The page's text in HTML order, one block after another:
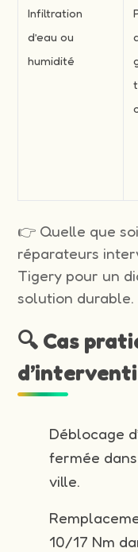
Infiltration
d’eau ou
humidité
👉 Quelle que
réparateurs
Tigery pour un
solution durable.
🔍 Cas
Déblocage
fermée
ville.
10/17 Nm